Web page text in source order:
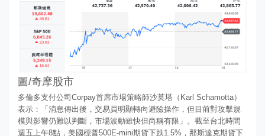
圖/奇摩股市
多倫多支付公司Corpay首席市場策略師沙莫塔（Karl Schamotta）
表示：「消息傳出後，交易員明顯轉向避險操作，但目前對攻擊規
模與影響仍難以判斷，市場波動雖快但尚稱有限」。截至台北時間
週五上午8點，美國標普500E-mini期貨下跌1.5%，那斯達克期貨下